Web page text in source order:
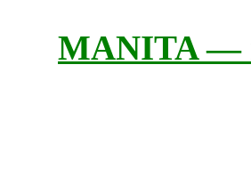
MANITA —